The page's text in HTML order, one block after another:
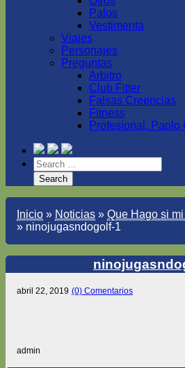
Palos
Vestimenta
Viajes
Personajes
Preguntas
Arbitro
Club Fitter
Falsas Creencias
Fitness
Profesional, Paolo
Inicio » Noticias » Que Hago si
» ninojugasndogolf-1
abril 22, 2019 (0) Comentarios
admin